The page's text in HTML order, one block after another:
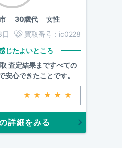
30歳代 女性
買取番号： ic0228
じたよいところ
査定結果まですべての
安心できたことです。
★★★★★
詳細をみる